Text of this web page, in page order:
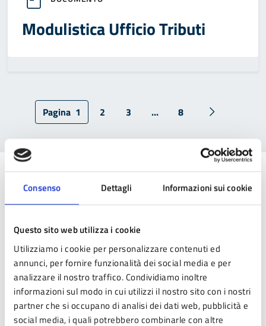
Consenso Dettagli Informazioni sui cookie
Questo sito web utilizza i cookie
Utilizziamo i cookie per personalizzare contenuti ed
annunci, per fornire funzionalità dei social media e per
analizzare il nostro traffico. Condividiamo inoltre
informazioni sul modo in cui utilizzi il nostro sito con i nostri
partner che si occupano di analisi dei dati web, pubblicità e
social media, i quali potrebbero combinarle con altre
Modulistica Ufficio Tributi
Pagina 1 2 3 ... 8 Pagina
Esplora per categoria
Atto normativo
Statuto, regolamenti dell'Ente e altre norme ufficiali.